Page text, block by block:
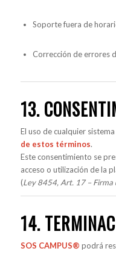
Soporte fuera de
Corrección de errores
13.
El uso de cualquier
de estos términos.
Este consentimiento se
acceso o utilización de la
(Ley 8454, Art. 17 – Firma
14.
SOS CAMPUS® podrá